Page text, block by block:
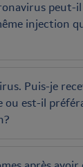
peut-
injection
Puis-je
ou est-il